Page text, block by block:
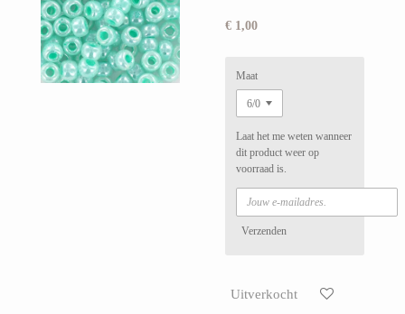
€ 1,00
Maat
Laat het me weten wanneer
dit product weer op
voorraad is.
Verzenden
Uitverkocht